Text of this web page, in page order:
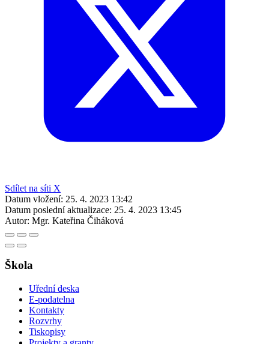
Sdílet na síti X
Datum vložení: 25. 4. 2023 13:42
Datum poslední aktualizace: 25. 4. 2023 13:45
Autor: Mgr. Kateřina Čiháková
Škola
Uřední deska
E-podatelna
Kontakty
Rozvrhy
Tiskopisy